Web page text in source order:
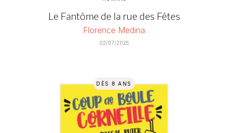
Le Fantôme de la rue des Fêtes
Florence Medina
02/07/2025
DÈS 8 ANS